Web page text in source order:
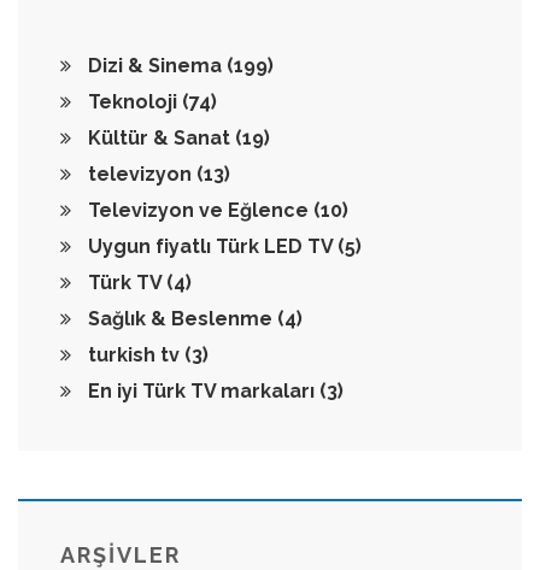
Dizi & Sinema (199)
Teknoloji (74)
Kültür & Sanat (19)
televizyon (13)
Televizyon ve Eğlence (10)
Uygun fiyatlı Türk LED TV (5)
Türk TV (4)
Sağlık & Beslenme (4)
turkish tv (3)
En iyi Türk TV markaları (3)
ARŞİVLER